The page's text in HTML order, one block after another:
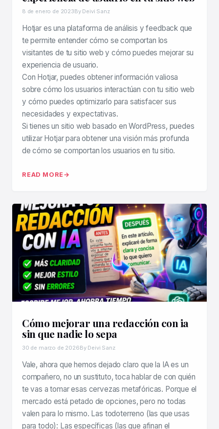
8 de enero de 2023By Deivi Sanz
Hotjar es una plataforma de análisis y feedback que
te permite entender cómo se comportan los
visitantes de tu sitio web y cómo puedes mejorar su
experiencia de usuario.
Con Hotjar, puedes obtener información valiosa
sobre cómo los usuarios interactúan con tu sitio web
y cómo puedes optimizarlo para satisfacer sus
necesidades y expectativas.
Si tienes un sitio web basado en WordPress, puedes
utilizar Hotjar para obtener una visión más profunda
de cómo se comportan los usuarios en tu sitio.
READ MORE
Cómo mejorar una redacción con ia
sin que nadie lo sepa
30 de marzo de 2026By Deivi Sanz
Vale, ahora que hemos dejado claro que la IA es un
compañero, no un sustituto, toca hablar de con quién
te vas a tomar esas cervezas metafóricas. Porque el
mercado está petado de opciones, pero no todas
valen para lo mismo. Las todoterreno (las que usas
para todo): Las específicas (las que afinan el